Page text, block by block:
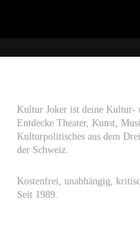
Kultur Joker ist deine Kultur-
Entdecke Theater, Kunst,
Kulturpolitisches aus dem
der Schweiz.
Kostenfrei, unabhängig,
Seit 1989.